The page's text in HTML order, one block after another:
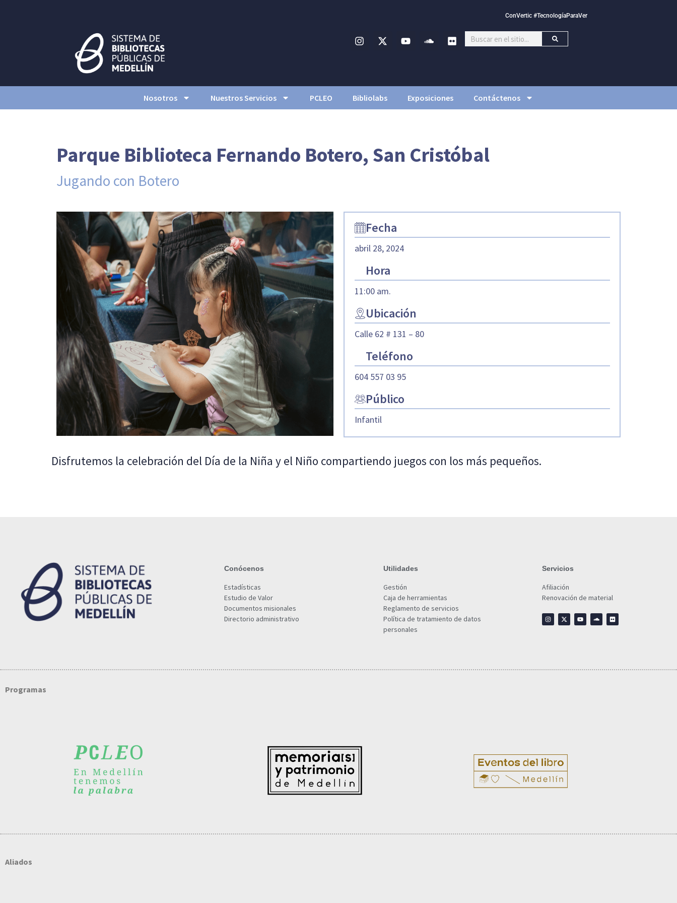
ConVertic #TecnologíaParaVer
Nosotros Nuestros Servicios PCLEO Bibliolabs Exposiciones Contáctenos
Parque Biblioteca Fernando Botero, San Cristóbal
Jugando con Botero
Fecha
abril 28, 2024
Hora
11:00 am.
Ubicación
Calle 62 # 131 – 80
Teléfono
604 557 03 95
Público
Infantil
Disfrutemos la celebración del Día de la Niña y el Niño compartiendo juegos con los más pequeños.
Conócenos
Estadísticas
Estudio de Valor
Documentos misionales
Directorio administrativo
Utilidades
Gestión
Caja de herramientas
Reglamento de servicios
Política de tratamiento de datos
personales
Servicios
Afiliación
Renovación de material
Programas
Aliados